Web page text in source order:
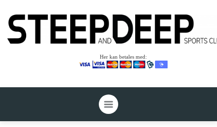
Her kan betales med: